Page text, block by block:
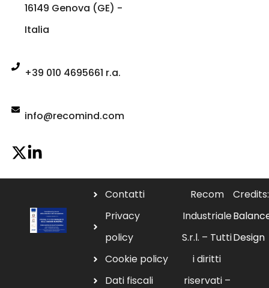
16149 Genova (GE) -
Italia
+39 010 4695661 r.a.
info@recomind.com
Contatti
Privacy
policy
Cookie policy
Dati fiscali
Recom
Industriale
S.r.l. – Tutti
i diritti
riservati –
Credits:
Design